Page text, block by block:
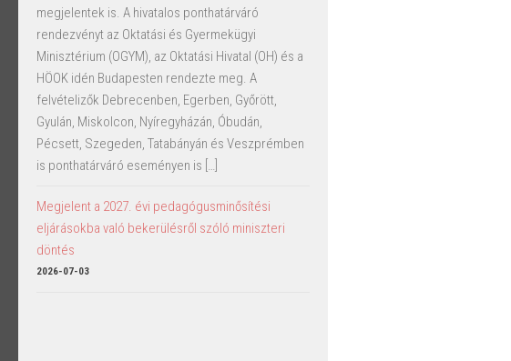
megjelentek is. A hivatalos ponthatárváró
rendezvényt az Oktatási és Gyermekügyi
Minisztérium (OGYM), az Oktatási Hivatal (OH) és a
HÖOK idén Budapesten rendezte meg. A
felvételizők Debrecenben, Egerben, Győrött,
Gyulán, Miskolcon, Nyíregyházán, Óbudán,
Pécsett, Szegeden, Tatabányán és Veszprémben
is ponthatárváró eseményen is […]
Megjelent a 2027. évi pedagógusminősítési
eljárásokba való bekerülésről szóló miniszteri
döntés
2026-07-03